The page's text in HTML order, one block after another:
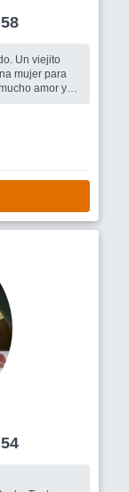
58
54